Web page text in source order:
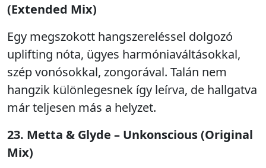
(Extended Mix)
Egy megszokott hangszereléssel dolgozó
uplifting nóta, ügyes harmóniaváltásokkal,
szép vonósokkal, zongorával. Talán nem
hangzik különlegesnek így leírva, de hallgatva
már teljesen más a helyzet.
23. Metta & Glyde – Unkonscious (Original
Mix)